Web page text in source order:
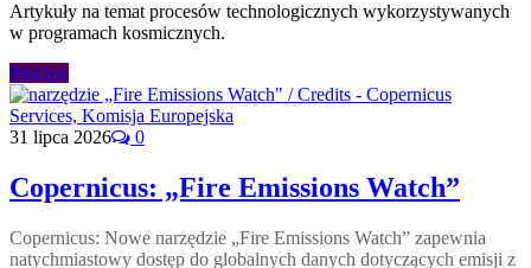
Artykuły na temat procesów technologicznych wykorzystywanych
w programach kosmicznych.
Procesy
31 lipca 2026 0
Copernicus: „Fire Emissions Watch”
Copernicus: Nowe narzędzie „Fire Emissions Watch” zapewnia
natychmiastowy dostęp do globalnych danych dotyczących emisji z